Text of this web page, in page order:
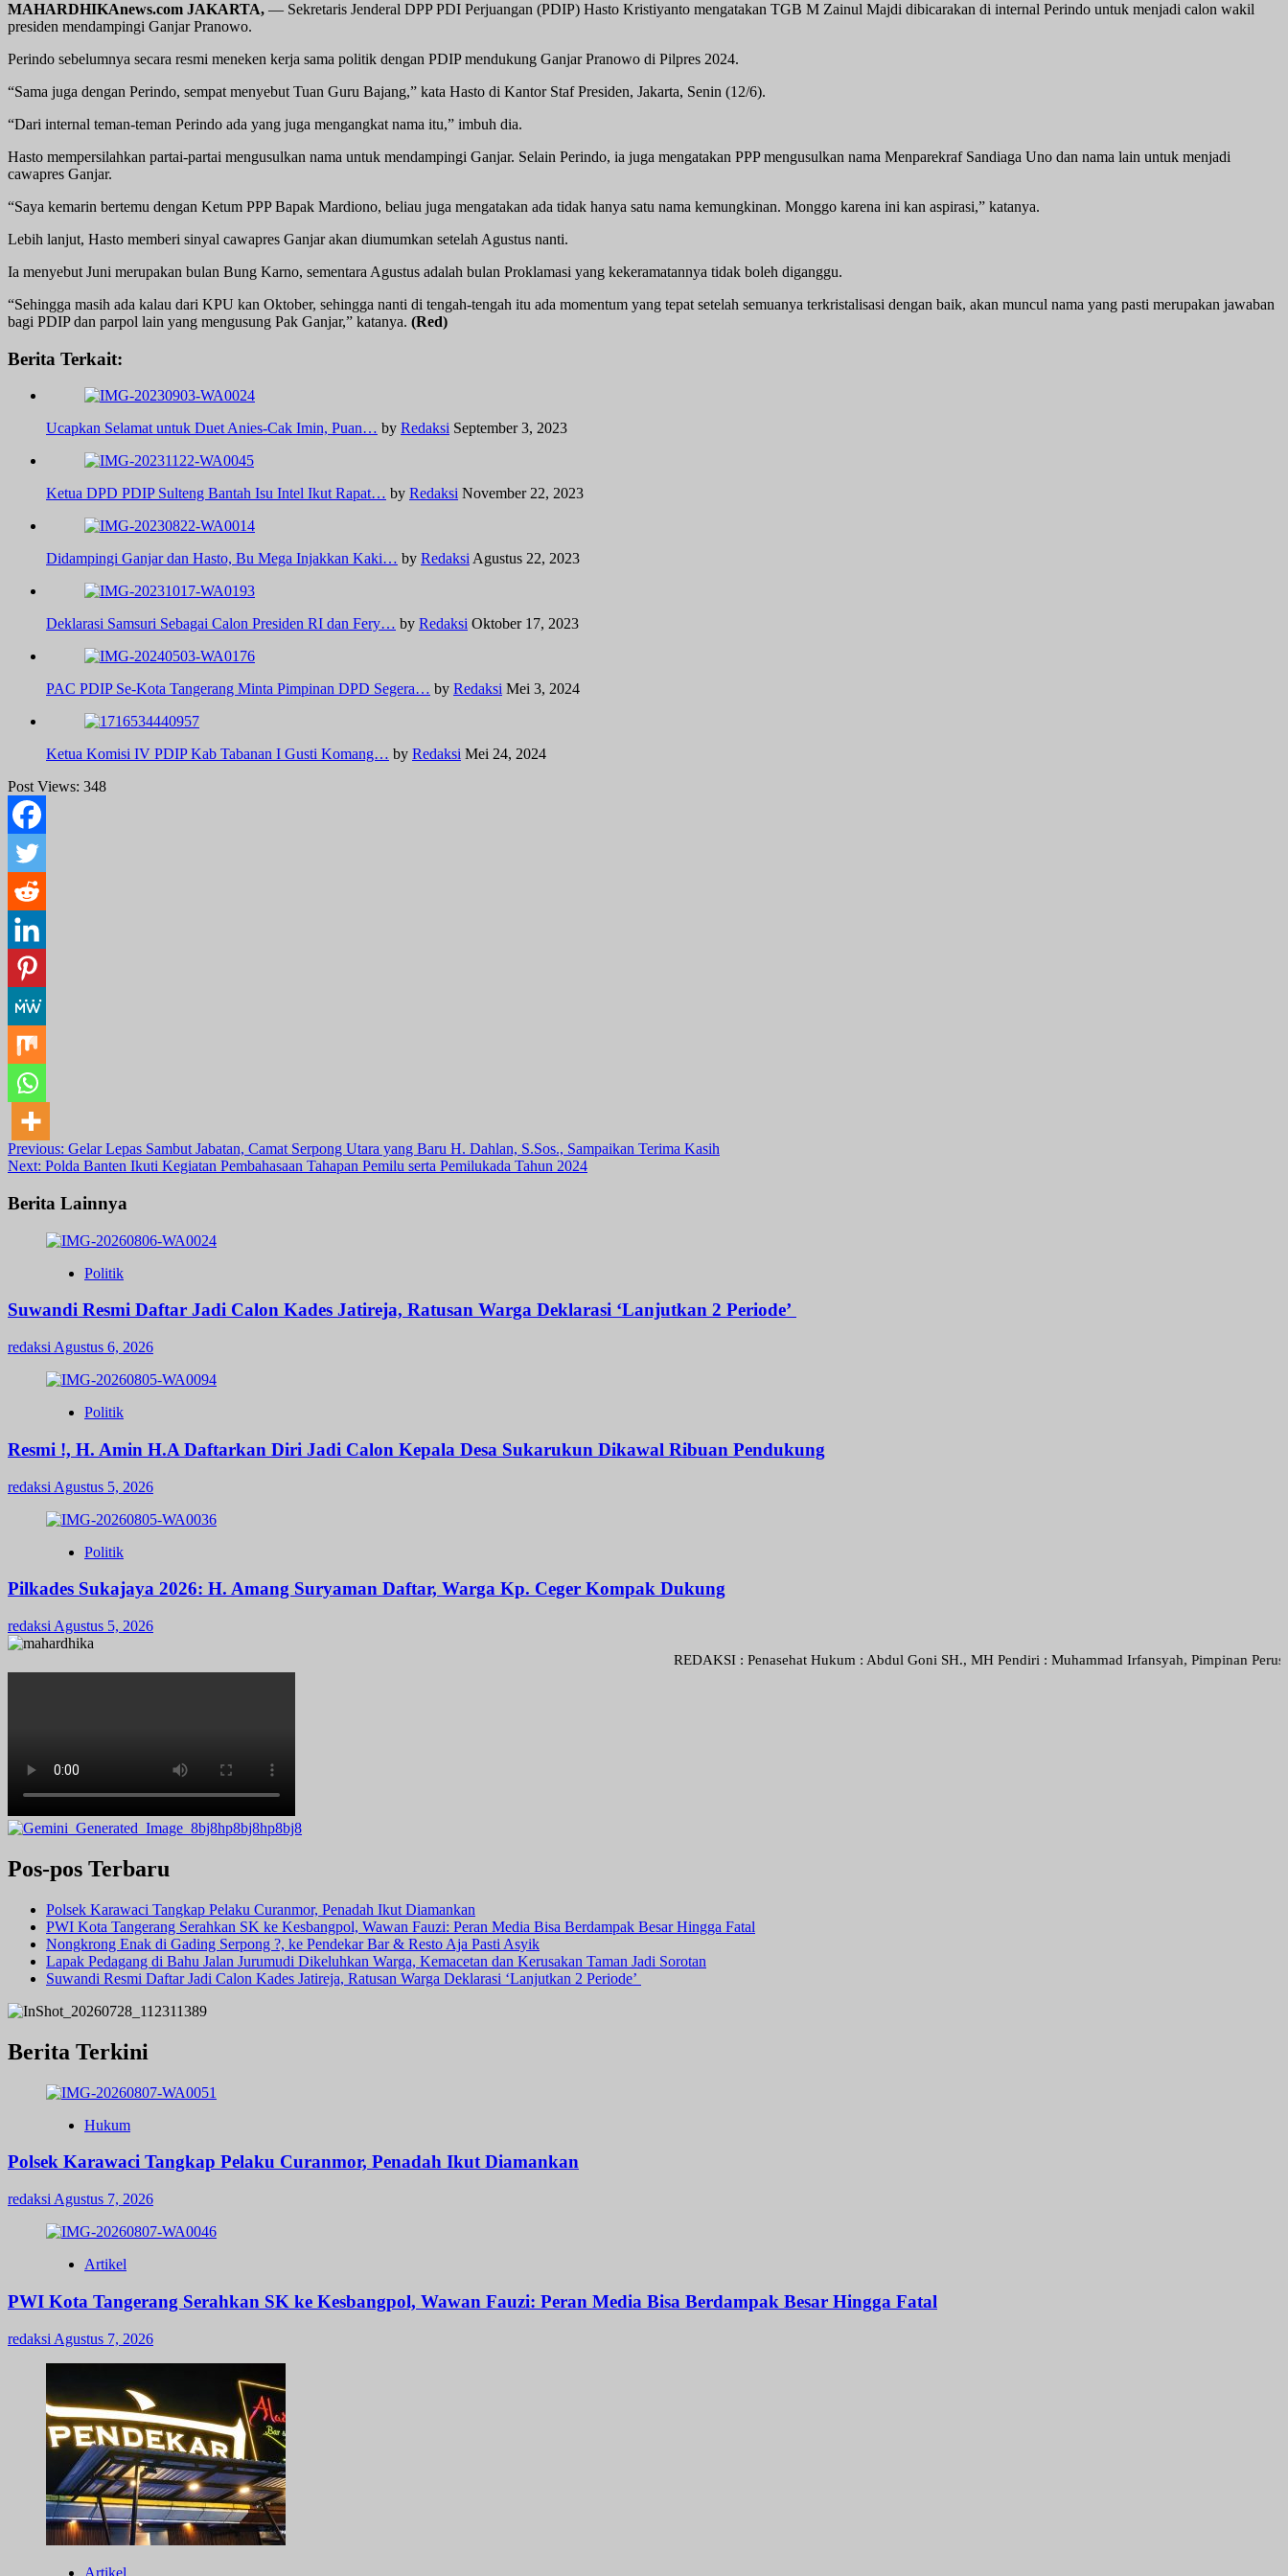
MAHARDHIKAnews.com JAKARTA, — Sekretaris Jenderal DPP PDI Perjuangan (PDIP) Hasto Kristiyanto mengatakan TGB M Zainul Majdi dibicarakan di internal Perindo untuk menjadi calon wakil
presiden mendampingi Ganjar Pranowo.
Perindo sebelumnya secara resmi meneken kerja sama politik dengan PDIP mendukung Ganjar Pranowo di Pilpres 2024.
“Sama juga dengan Perindo, sempat menyebut Tuan Guru Bajang,” kata Hasto di Kantor Staf Presiden, Jakarta, Senin (12/6).
“Dari internal teman-teman Perindo ada yang juga mengangkat nama itu,” imbuh dia.
Hasto mempersilahkan partai-partai mengusulkan nama untuk mendampingi Ganjar. Selain Perindo, ia juga mengatakan PPP mengusulkan nama Menparekraf Sandiaga Uno dan nama lain untuk menjadi
cawapres Ganjar.
“Saya kemarin bertemu dengan Ketum PPP Bapak Mardiono, beliau juga mengatakan ada tidak hanya satu nama kemungkinan. Monggo karena ini kan aspirasi,” katanya.
Lebih lanjut, Hasto memberi sinyal cawapres Ganjar akan diumumkan setelah Agustus nanti.
Ia menyebut Juni merupakan bulan Bung Karno, sementara Agustus adalah bulan Proklamasi yang kekeramatannya tidak boleh diganggu.
“Sehingga masih ada kalau dari KPU kan Oktober, sehingga nanti di tengah-tengah itu ada momentum yang tepat setelah semuanya terkristalisasi dengan baik, akan muncul nama yang pasti merupakan jawaban
bagi PDIP dan parpol lain yang mengusung Pak Ganjar,” katanya. (Red)
Berita Terkait:
Ucapkan Selamat untuk Duet Anies-Cak Imin, Puan… by Redaksi September 3, 2023
Ketua DPD PDIP Sulteng Bantah Isu Intel Ikut Rapat… by Redaksi November 22, 2023
Didampingi Ganjar dan Hasto, Bu Mega Injakkan Kaki… by Redaksi Agustus 22, 2023
Deklarasi Samsuri Sebagai Calon Presiden RI dan Fery… by Redaksi Oktober 17, 2023
PAC PDIP Se-Kota Tangerang Minta Pimpinan DPD Segera… by Redaksi Mei 3, 2024
Ketua Komisi IV PDIP Kab Tabanan I Gusti Komang… by Redaksi Mei 24, 2024
Post Views: 348
Post
navigation
Previous: Gelar Lepas Sambut Jabatan, Camat Serpong Utara yang Baru H. Dahlan, S.Sos., Sampaikan Terima Kasih
Next: Polda Banten Ikuti Kegiatan Pembahasaan Tahapan Pemilu serta Pemilukada Tahun 2024
Berita Lainnya
Politik
Suwandi Resmi Daftar Jadi Calon Kades Jatireja, Ratusan Warga Deklarasi ‘Lanjutkan 2 Periode’
redaksi Agustus 6, 2026
Politik
Resmi !, H. Amin H.A Daftarkan Diri Jadi Calon Kepala Desa Sukarukun Dikawal Ribuan Pendukung
redaksi Agustus 5, 2026
Politik
Pilkades Sukajaya 2026: H. Amang Suryaman Daftar, Warga Kp. Ceger Kompak Dukung
redaksi Agustus 5, 2026
REDAKSI : Penasehat Hukum : Abdul Goni SH., MH Pendiri : Muhammad Irfansyah, Pimpinan
Pos-pos Terbaru
Polsek Karawaci Tangkap Pelaku Curanmor, Penadah Ikut Diamankan
PWI Kota Tangerang Serahkan SK ke Kesbangpol, Wawan Fauzi: Peran Media Bisa Berdampak Besar Hingga Fatal
Nongkrong Enak di Gading Serpong ?, ke Pendekar Bar & Resto Aja Pasti Asyik
Lapak Pedagang di Bahu Jalan Jurumudi Dikeluhkan Warga, Kemacetan dan Kerusakan Taman Jadi Sorotan
Suwandi Resmi Daftar Jadi Calon Kades Jatireja, Ratusan Warga Deklarasi ‘Lanjutkan 2 Periode’
Berita Terkini
Hukum
Polsek Karawaci Tangkap Pelaku Curanmor, Penadah Ikut Diamankan
redaksi Agustus 7, 2026
Artikel
PWI Kota Tangerang Serahkan SK ke Kesbangpol, Wawan Fauzi: Peran Media Bisa Berdampak Besar Hingga Fatal
redaksi Agustus 7, 2026
Artikel